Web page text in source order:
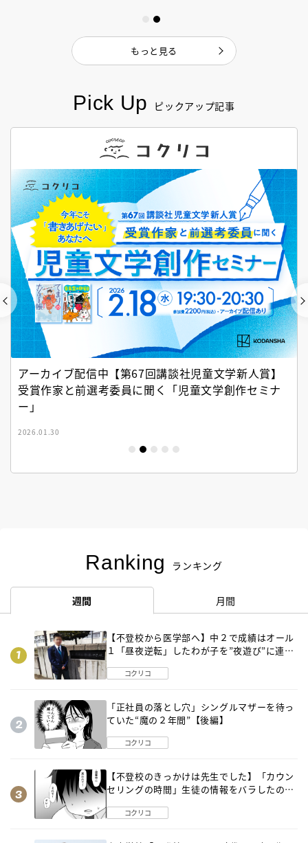
Pick Up ピックアップ記事
アーカイブ配信中【第67回講談社児童文学新人賞】
受賞作家と前選考委員に聞く「児童文学創作セミナ
ー」
2026.01.30
Ranking ランキング
週間 月間
【不登校から医学部へ】中２で成績はオール
１「昼夜逆転」したわが子を”夜遊び”に連れ
コクリコ
「正社員の落とし穴」シングルマザーを待っ
ていた“魔の２年間”【後編】
コクリコ
【不登校のきっかけは先生でした】「カウン
セリングの時間」生徒の情報をバラしたの
コクリコ
もっと見る